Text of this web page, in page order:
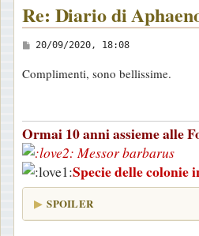
Re: Diario di
M
s
a
g
g
i
20/09/2020, 18:08
Complimenti, sono bellissime.
Ormai 10 anni assieme alle
Messor barbarus
Specie delle colonie
SPOILER